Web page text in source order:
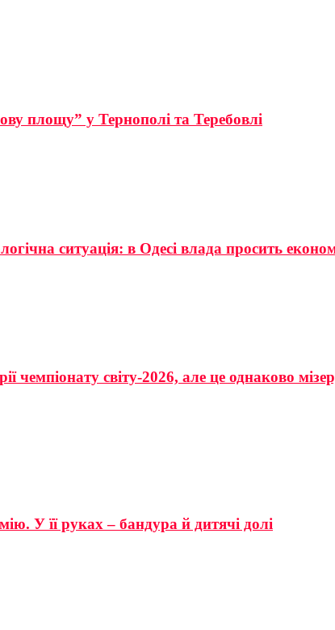
площу” у Тернополі та Теребовлі
ситуація: в Одесі влада просить
чемпіонату світу-2026, але це однаково
У її руках – бандура й дитячі долі